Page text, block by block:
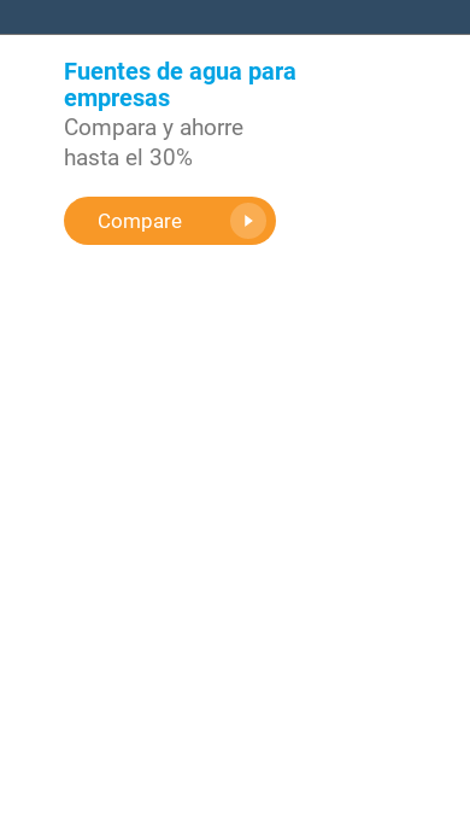
Fuentes de agua para
empresas
Compara y ahorre
hasta el 30%
Compare